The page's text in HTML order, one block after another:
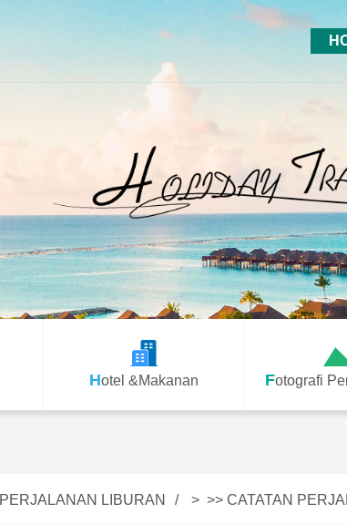
Hotel &Makanan Fotografi
PERJALANAN LIBURAN > >> CATATAN